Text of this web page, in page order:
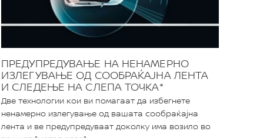
ПРЕДУПРЕДУВАЊЕ НА НЕНАМЕРНО
ИЗЛЕГУВАЊЕ ОД СООБРАЌАЈНА ЛЕНТА
И СЛЕДЕЊЕ НА СЛЕПА ТОЧКА*
Две технологии кои ви помагаат да избегнете
ненамерно излегување од вашата сообраќајна
лента и ве предупредуваат доколку има возило во